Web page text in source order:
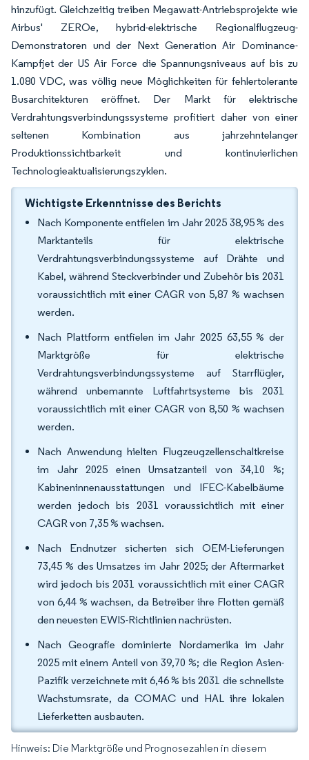
hinzufügt. Gleichzeitig treiben Megawatt-Antriebsprojekte wie
Airbus' ZEROe, hybrid-elektrische Regionalflugzeug-
Demonstratoren und der Next Generation Air Dominance-
Kampfjet der US Air Force die Spannungsniveaus auf bis zu
1.080 VDC, was völlig neue Möglichkeiten für fehlertolerante
Busarchitekturen eröffnet. Der Markt für elektrische
Verdrahtungsverbindungssysteme profitiert daher von einer
seltenen Kombination aus jahrzehntelanger
Produktionssichtbarkeit und kontinuierlichen
Technologieaktualisierungszyklen.
Wichtigste Erkenntnisse des Berichts
Nach Komponente entfielen im Jahr 2025 38,95 % des
Marktanteils für elektrische
Verdrahtungsverbindungssysteme auf Drähte und
Kabel, während Steckverbinder und Zubehör bis 2031
voraussichtlich mit einer CAGR von 5,87 % wachsen
werden.
Nach Plattform entfielen im Jahr 2025 63,55 % der
Marktgröße für elektrische
Verdrahtungsverbindungssysteme auf Starrflügler,
während unbemannte Luftfahrtsysteme bis 2031
voraussichtlich mit einer CAGR von 8,50 % wachsen
werden.
Nach Anwendung hielten Flugzeugzellenschaltkreise
im Jahr 2025 einen Umsatzanteil von 34,10 %;
Kabineninnenausstattungen und IFEC-Kabelbäume
werden jedoch bis 2031 voraussichtlich mit einer
CAGR von 7,35 % wachsen.
Nach Endnutzer sicherten sich OEM-Lieferungen
73,45 % des Umsatzes im Jahr 2025; der Aftermarket
wird jedoch bis 2031 voraussichtlich mit einer CAGR
von 6,44 % wachsen, da Betreiber ihre Flotten gemäß
den neuesten EWIS-Richtlinien nachrüsten.
Nach Geografie dominierte Nordamerika im Jahr
2025 mit einem Anteil von 39,70 %; die Region Asien-
Pazifik verzeichnete mit 6,46 % bis 2031 die schnellste
Wachstumsrate, da COMAC und HAL ihre lokalen
Lieferketten ausbauten.
Hinweis: Die Marktgröße und Prognosezahlen in diesem